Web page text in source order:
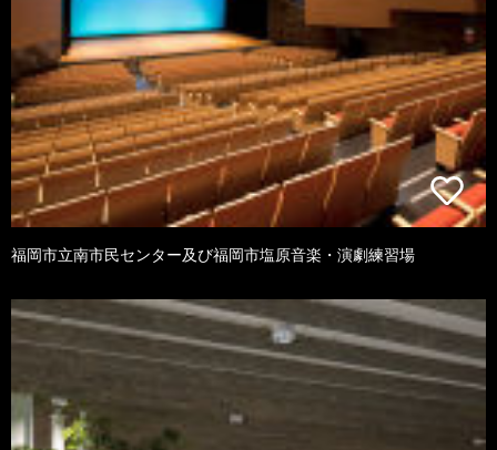
福岡市立南市民センター及び福岡市塩原音楽・演劇練習場